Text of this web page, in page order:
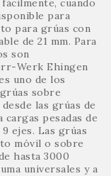
cuando
para
para grúas con
de 21 mm. Para
son
Werk Ehingen
uno de los
sobre
las grúas de
pesadas de
ejes. Las grúas
móvil o sobre
hasta 3000
universales y a